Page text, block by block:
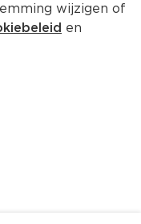
aardbei-
wijzigen of
en